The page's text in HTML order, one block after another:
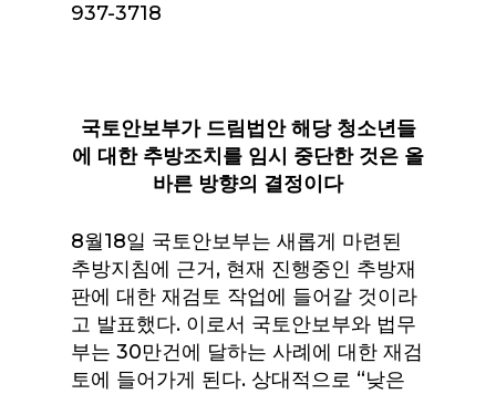
937-3718
국토안보부가 드림법안 해당 청소년들
에 대한 추방조치를 임시 중단한 것은 올
바른 방향의 결정이다
8월18일 국토안보부는 새롭게 마련된
추방지침에 근거, 현재 진행중인 추방재
판에 대한 재검토 작업에 들어갈 것이라
고 발표했다. 이로서 국토안보부와 법무
부는 30만건에 달하는 사례에 대한 재검
토에 들어가게 된다. 상대적으로 “낮은